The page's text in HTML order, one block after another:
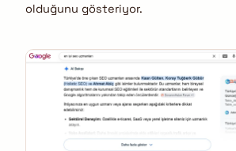
olduğunu gösteriyor.